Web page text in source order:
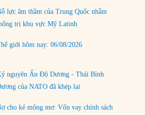
LOAD MORE
lực âm thầm của Trung Quốc nhằm
trị khu vực Mỹ Latinh
giới hôm nay: 06/08/2026
nguyên Ấn Độ Dương - Thái Bình
của NATO đã khép lại
cho kẻ mộng mơ: Vốn vay chính sách